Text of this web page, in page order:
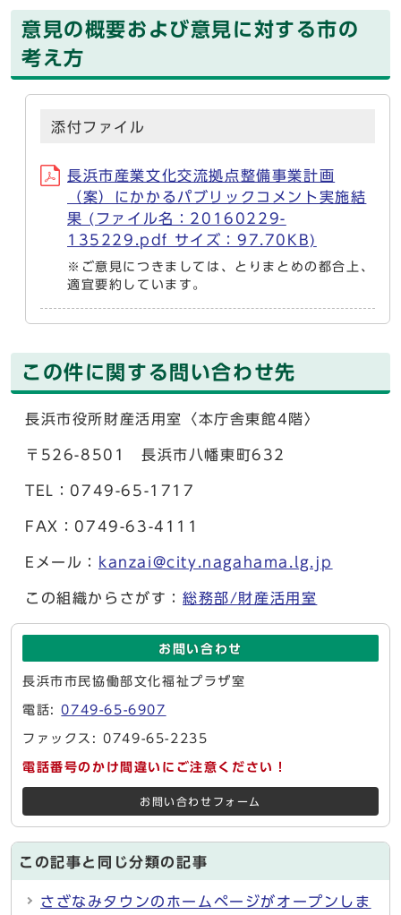
意見の概要および意見に対する市の
考え方
添付ファイル
長浜市産業文化交流拠点整備事業計画
（案）にかかるパブリックコメント実施結
果 (ファイル名：20160229-
135229.pdf サイズ：97.70KB)
※ご意見につきましては、とりまとめの都合上、
適宜要約しています。
この件に関する問い合わせ先
長浜市役所財産活用室〈本庁舎東館4階〉
〒526-8501 長浜市八幡東町632
TEL：0749-65-1717
FAX：0749-63-4111
Eメール： kanzai@city.nagahama.lg.jp
この組織からさがす： 総務部/財産活用室
お問い合わせ
長浜市市民協働部文化福祉プラザ室
電話:0749-65-6907
ファックス: 0749-65-2235
電話番号のかけ間違いにご注意ください！
お問い合わせフォーム
この記事と同じ分類の記事
さざなみタウンのホームページがオープンしま